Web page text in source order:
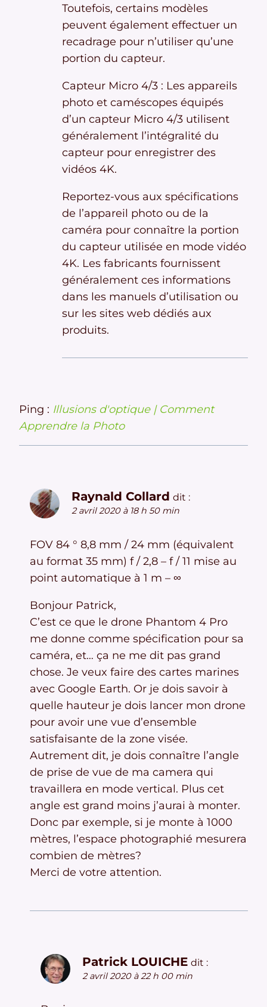
Toutefois, certains modèles
peuvent également effectuer un
recadrage pour n’utiliser qu’une
portion du capteur.
Capteur Micro 4/3 : Les appareils
photo et caméscopes équipés
d’un capteur Micro 4/3 utilisent
généralement l’intégralité du
capteur pour enregistrer des
vidéos 4K.
Reportez-vous aux spécifications
de l’appareil photo ou de la
caméra pour connaître la portion
du capteur utilisée en mode vidéo
4K. Les fabricants fournissent
généralement ces informations
dans les manuels d’utilisation ou
sur les sites web dédiés aux
produits.
Ping : Illusions d'optique | Comment
Apprendre la Photo
Raynald Collard dit :
2 avril 2020 à 18 h 50 min
FOV 84 ° 8,8 mm / 24 mm (équivalent
au format 35 mm) f / 2,8 – f / 11 mise au
point automatique à 1 m – ∞
Bonjour Patrick,
C’est ce que le drone Phantom 4 Pro
me donne comme spécification pour sa
caméra, et… ça ne me dit pas grand
chose. Je veux faire des cartes marines
avec Google Earth. Or je dois savoir à
quelle hauteur je dois lancer mon drone
pour avoir une vue d’ensemble
satisfaisante de la zone visée.
Autrement dit, je dois connaître l’angle
de prise de vue de ma camera qui
travaillera en mode vertical. Plus cet
angle est grand moins j’aurai à monter.
Donc par exemple, si je monte à 1000
mètres, l’espace photographié mesurera
combien de mètres?
Merci de votre attention.
Patrick LOUICHE dit :
2 avril 2020 à 22 h 00 min